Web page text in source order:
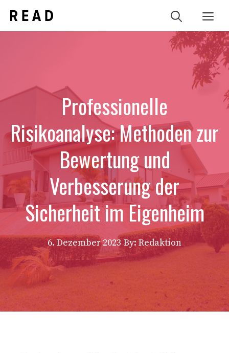
Inhalt
springen
Professionelle
Risikoanalyse: Methoden zur
Bewertung und
Verbesserung der
Sicherheit im Eigenheim
6. Dezember 2023 By: Redaktion